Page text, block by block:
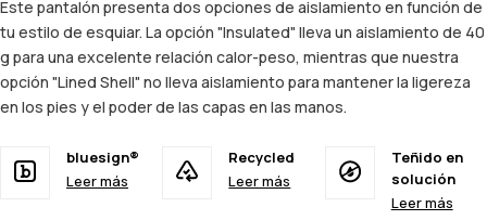
Este pantalón presenta dos opciones de aislamiento en función de
tu estilo de esquiar. La opción "Insulated" lleva un aislamiento de 40
g para una excelente relación calor-peso, mientras que nuestra
opción "Lined Shell" no lleva aislamiento para mantener la ligereza
en los pies y el poder de las capas en las manos.
bluesign®
Leer más
Recycled
Leer más
Teñido en
solución
Leer más